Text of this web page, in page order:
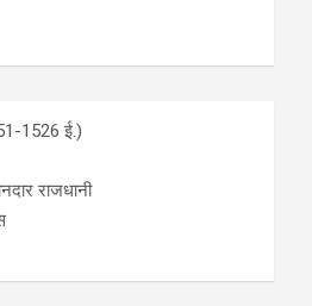
1526 ई.)
राजधानी